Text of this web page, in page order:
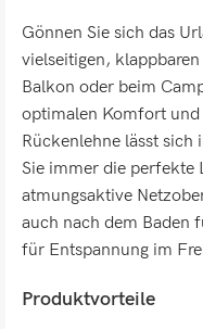
Gönnen Sie sich das
vielseitigen,
Balkon oder beim
optimalen Komfort
Rückenlehne lässt sich
Sie immer die perfekte
atmungsaktive
auch nach dem Baden
für Entspannung im
Produktvorteile